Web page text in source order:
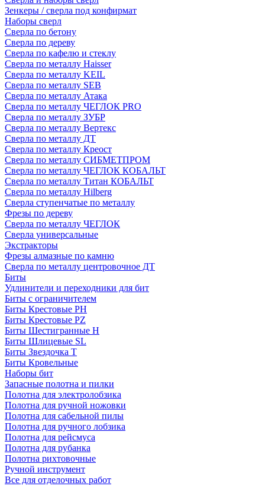
Зенкеры / сверла под конфирмат
Наборы сверл
Сверла по бетону
Сверла по дереву
Сверла по кафелю и стеклу
Сверла по металлу Haisser
Сверла по металлу KEIL
Сверла по металлу SEB
Сверла по металлу Атака
Сверла по металлу ЧЕГЛОК PRO
Сверла по металлу ЗУБР
Сверла по металлу Вертекс
Сверла по металлу ДТ
Сверла по металлу Креост
Сверла по металлу СИБМЕТПРОМ
Сверла по металлу ЧЕГЛОК КОБАЛЬТ
Сверла по металлу Титан КОБАЛЬТ
Сверла по металлу Hilberg
Сверла ступенчатые по металлу
Фрезы по дереву
Сверла по металлу ЧЕГЛОК
Сверла универсальные
Экстракторы
Фрезы алмазные по камню
Сверла по металлу центровочное ДТ
Биты
Удлинители и переходники для бит
Биты с ограничителем
Биты Крестовые PH
Биты Крестовые PZ
Биты Шестигранные H
Биты Шлицевые SL
Биты Звездочка T
Биты Кровельные
Наборы бит
Запасные полотна и пилки
Полотна для электролобзика
Полотна для ручной ножовки
Полотна для сабельной пилы
Полотна для ручного лобзика
Полотна для рейсмуса
Полотна для рубанка
Полотна рихтовочные
Ручной инструмент
Все для отделочных работ